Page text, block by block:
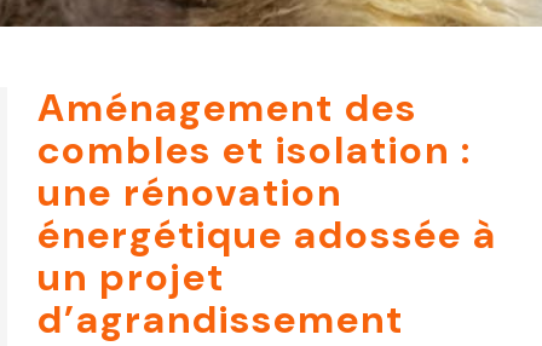
Aménagement des
combles et isolation :
une rénovation
énergétique adossée à
un projet
d’agrandissement